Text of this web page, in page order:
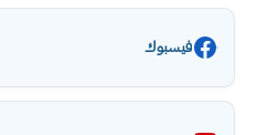
فيسبوك